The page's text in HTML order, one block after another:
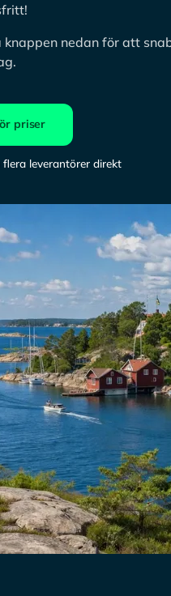
knappen nedan för att
priser
flera leverantörer direkt